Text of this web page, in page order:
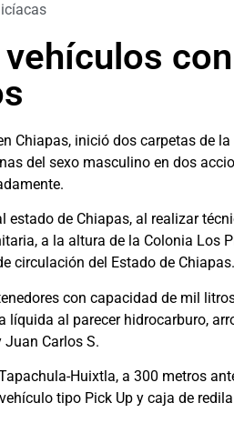
Chiapas, inició dos carpetas de
del sexo masculino en dos
estado de Chiapas, al realizar
a la altura de la Colonia Los
circulación del Estado de Chiapas.
con capacidad de mil
al parecer hidrocarburo,
Carlos S.
Huixtla, a 300 metros
tipo Pick Up y caja de